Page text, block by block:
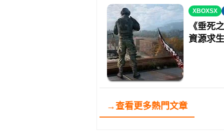
XBOXSX
《垂死
資源求生
→查看更多熱門文章